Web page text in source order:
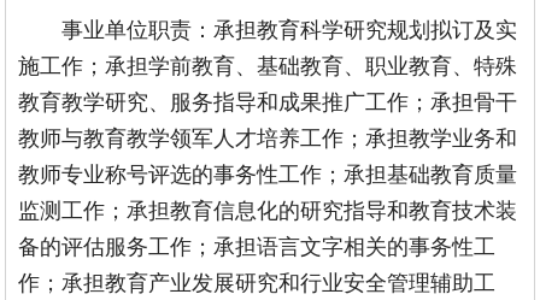
事业单位职责：承担教育科学研究规划拟订及实
施工作；承担学前教育、基础教育、职业教育、特殊
教育教学研究、服务指导和成果推广工作；承担骨干
教师与教育教学领军人才培养工作；承担教学业务和
教师专业称号评选的事务性工作；承担基础教育质量
监测工作；承担教育信息化的研究指导和教育技术装
备的评估服务工作；承担语言文字相关的事务性工
作；承担教育产业发展研究和行业安全管理辅助工